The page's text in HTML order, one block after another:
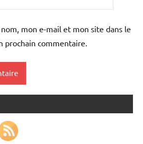
mon e-mail et mon site dans le
prochain commentaire.